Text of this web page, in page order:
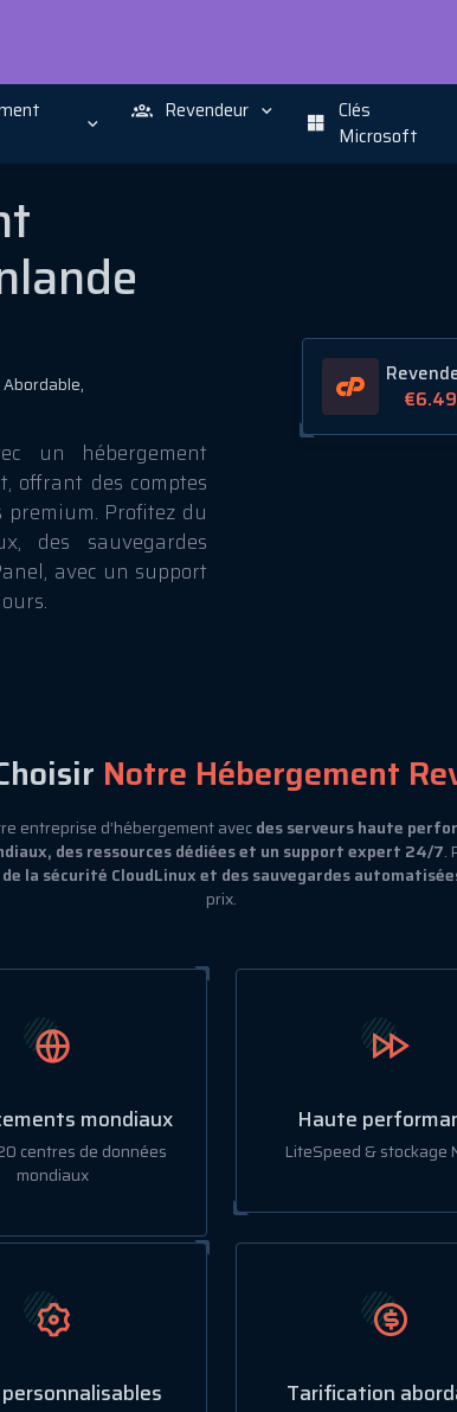
Revendeur
Clés
Microsoft
Abordable,
un hébergement
offrant des comptes
premium. Profitez du
des sauvegardes
avec un support
€6.49
Notre Hébergement
entreprise d’hébergement avecdes serveurs haute
des ressources dédiées et un support expert 24/7.
la sécurité CloudLinux et des sauvegardes
prix.
mondiaux
centres de données
mondiaux
Haute
LiteSpeed & stockage
Tarification